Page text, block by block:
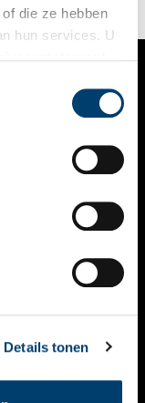
die ze hebben
hun services. U
Details tonen